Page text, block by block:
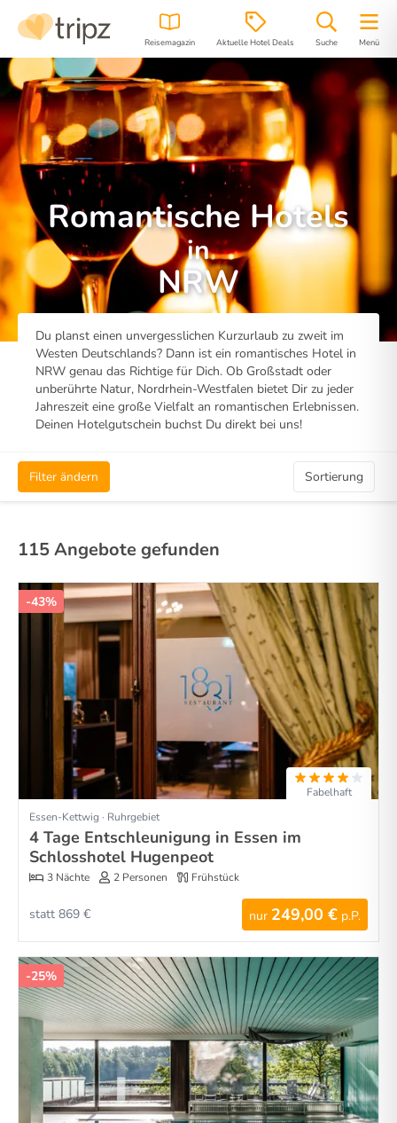
Reisemagazin Aktuelle Hotel Deals Suche Menü
Romantische Hotels
in
NRW
Du planst einen unvergesslichen Kurzurlaub zu zweit im
Westen Deutschlands? Dann ist ein romantisches Hotel in
NRW genau das Richtige für Dich. Ob Großstadt oder
unberührte Natur, Nordrhein-Westfalen bietet Dir zu jeder
Jahreszeit eine große Vielfalt an romantischen Erlebnissen.
Deinen Hotelgutschein buchst Du direkt bei uns!
Filter ändern Sortierung
115 Angebote gefunden
-43%
Fabelhaft
Essen-Kettwig · Ruhrgebiet
4 Tage Entschleunigung in Essen im
Schlosshotel Hugenpeot
3 Nächte 2 Personen Frühstück
nur 249,00 € p.P.
statt 869 €
-25%